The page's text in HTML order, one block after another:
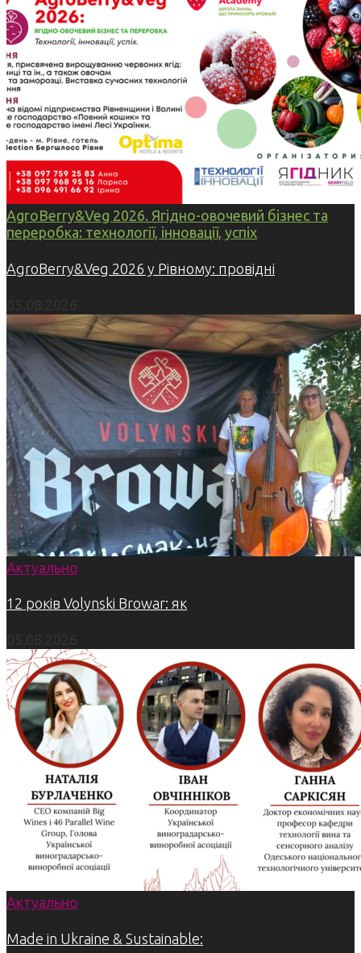
AgroBerry&Veg 2026. Ягідно-овочевий бізнес та
переробка: технології, інновації, успіх
AgroBerry&Veg 2026 у Рівному: провідні
Актуально
12 років Volynski Browar: як
Актуально
Made in Ukraine & Sustainable: